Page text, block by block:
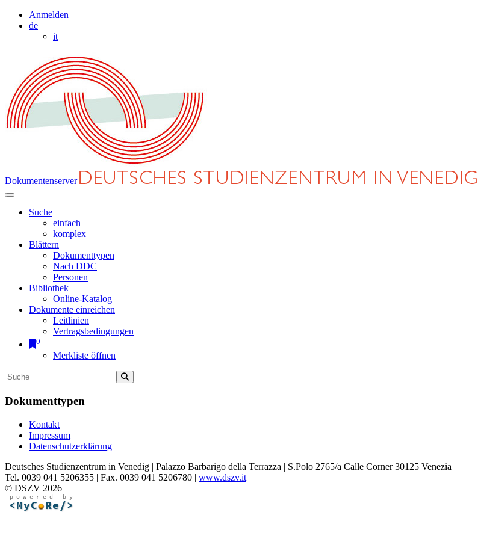
Anmelden
de
it
Dokumentenserver
Suche
einfach
komplex
Blättern
Dokumenttypen
Nach DDC
Personen
Bibliothek
Online-Katalog
Dokumente einreichen
Leitlinien
Vertragsbedingungen
0
Merkliste öffnen
Dokumenttypen
Kontakt
Impressum
Datenschutzerklärung
Deutsches Studienzentrum in Venedig | Palazzo Barbarigo della Terrazza | S.Polo 2765/a Calle Corner 30125 Venezia
Tel. 0039 041 5206355 | Fax. 0039 041 5206780 | www.dszv.it
© DSZV 2026